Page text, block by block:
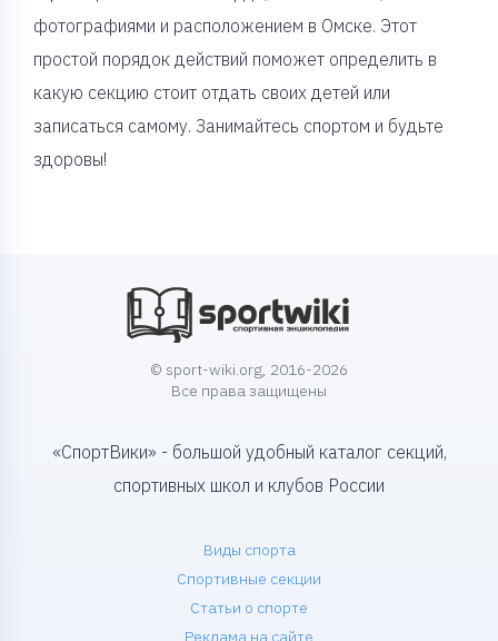
фотографиями и расположением в Омске. Этот
простой порядок действий поможет определить в
какую секцию стоит отдать своих детей или
записаться самому. Занимайтесь спортом и будьте
здоровы!
© sport-wiki.org, 2016-2026
Все права защищены
«СпортВики» - большой удобный каталог секций,
спортивных школ и клубов России
Виды спорта
Спортивные секции
Статьи о спорте
Реклама на сайте